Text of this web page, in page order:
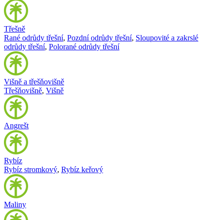
Třešně
Rané odrůdy třešní, Pozdní odrůdy třešní, Sloupovité a zakrslé
odrůdy třešní, Polorané odrůdy třešní
Višně a třešňovišně
Třešňovišně, Višně
Angrešt
Rybíz
Rybíz stromkový, Rybíz keřový
Maliny